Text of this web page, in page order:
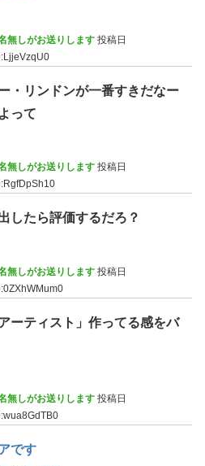
無しがお送りします 投稿日
・リンドンが一番すきだなー
って
無しがお送りします 投稿日
したら評価するだろ？
無しがお送りします 投稿日
ーティスト」作ってる感をバ
無しがお送りします 投稿日
です